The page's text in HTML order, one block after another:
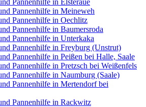
Pannenhilfe in Elsteraue
Pannenhilfe in Meineweh
Pannenhilfe in Oechlitz
Pannenhilfe in Baumersroda
Pannenhilfe in Unterkaka
Pannenhilfe in Freyburg (Unstrut)
Pannenhilfe in Peißen bei Halle, Saale
Pannenhilfe in Pretzsch bei Weißenfels
Pannenhilfe in Naumburg (Saale)
Pannenhilfe in Mertendorf bei
Pannenhilfe in Rackwitz